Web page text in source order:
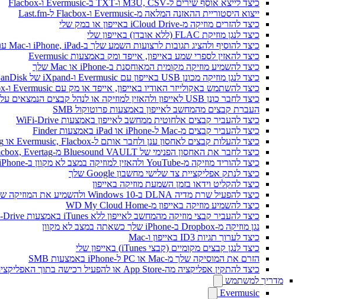
כיצד לייצא אוסף שירים ל-M3U, CSV ו-TXT ב-Evermusic ו-Flacbox
ייצוא היסטוריית ההאזנה המלאה מ-Evermusic ו-Flacbox ל-Last.fm
כיצד להזרים מוזיקה מ-iCloud Drive באייפון או במק שלי
כיצד לנגן מוזיקת FLAC (ללא אובדן) באייפון שלי
כיצד להוסיף ולהציג תגובות לרצועות השמע שלך ב-iPhone, iPad ו-Mac עם Evermusic ו-Flacbox
כיצד להאזין לספרי שמע באייפון, אייפד ומק באמצעות Evermusic
כיצד להשמיע מוזיקה מקומית המאוחסנת ב-iPhone או Mac שלך
כיצד לנגן מוזיקה מכונן USB באייפון עם Evermusic ו-iXpand של SanDisk
כיצד להשתמש באקולייזר האודיו באייפון, אייפד או מק עם Evermusic ו-Flacbox
כיצד לחבר כונן USB לאייפון ולהאזין למוזיקה או לנהל קבצים הנמצאים עליו
העברת קבצים מהמחשב לאייפון באמצעות פרוטוקול SMB
כיצד להעביר קבצים אלחוטית ממחשב לאייפון באמצעות WiFi-Drive
כיצד להעביר קבצים מ-Mac ל-iPhone או iPad באמצעות Finder
כיצד להעלות קבצים לאחסון ענן ולחבר אותם ל-Evermusic, Flacbox או Evertag
כיצד לחבר את האחסון הפנימי של Bluesound VAULT מ-Evermusic, Flacbox, Evertag
כיצד להוריד מוזיקה מ-YouTube ולהאזין למוזיקה במצב לא מקוון ב-iPhone
כיצד לנתק אפליקציית צד שלישי מחשבון Google שלך
כיצד להקליט וידאו בזמן השמעת מוזיקה באייפון
כיצד להפעיל שרת מדיה DLNA ב-Windows 10 ולהשמיע את המוזיקה שלך ב-iPhone
כיצד להשמיע מוזיקה באייפון מ-WD My Cloud Home
כיצד להעביר קבצי מוזיקה מהמחשב לאייפון ללא iTunes באמצעות WiFi-Drive
נגן מוזיקה מ-Dropbox ב-iPhone שלך כשאתה במצב לא מקוון
כיצד לערוך תגיות ID3 באייפון ו-Mac
כיצד לנגן קבצים מקומיים (קבצי iTunes) באייפון שלי
הזרם את המוסיקה שלך מ-Mac או PC ל-iPhone באמצעות SMB
כיצד להתקין אפליקציה מה-App Store או להפעיל רכישה בתוך האפליקציה באמצעות קוד פרומו
מדריך למשתמש
Evermusic